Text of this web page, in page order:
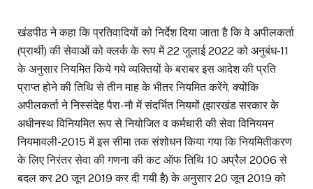
खंडपीठ ने कहा कि प्रतिवादियों को निर्देश दिया जाता है कि वे अपीलकर्ता
(प्रार्थी) की सेवाओं को क्लर्क के रूप में 22 जुलाई 2022 को अनुबंध-11
के अनुसार नियमित किये गये व्यक्तियों के बराबर इस आदेश की प्रति
प्राप्त होने की तिथि से तीन माह के भीतर नियमित करेंगे, क्योंकि
अपीलकर्ता ने निस्संदेह पैरा-नाै में संदर्भित नियमों (झारखंड सरकार के
अधीनस्थ विनियमित रूप से नियोजित व कर्मचारी की सेवा विनियमन
नियमावली-2015 में इस सीमा तक संशोधन किया गया कि नियमितीकरण
के लिए निरंतर सेवा की गणना की कट ऑफ तिथि 10 अप्रैल 2006 से
बदल कर 20 जून 2019 कर दी गयी है) के अनुसार 20 जून 2019 को